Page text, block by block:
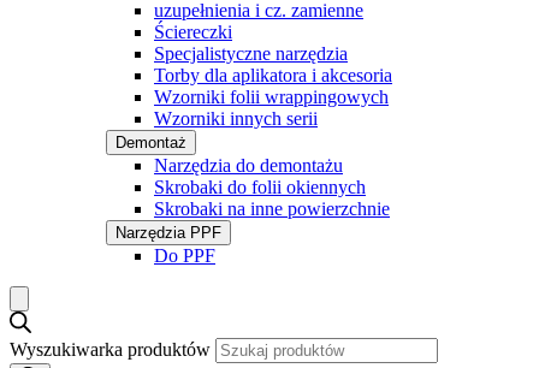
uzupełnienia i cz. zamienne
Ściereczki
Specjalistyczne narzędzia
Torby dla aplikatora i akcesoria
Wzorniki folii wrappingowych
Wzorniki innych serii
Demontaż
Narzędzia do demontażu
Skrobaki do folii okiennych
Skrobaki na inne powierzchnie
Narzędzia PPF
Do PPF
Wyszukiwarka produktów